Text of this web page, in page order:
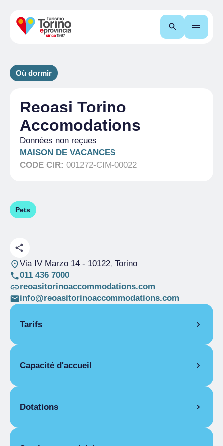
Recherche
Où dormir
Reoasi Torino
Accomodations
Données non reçues
MAISON DE VACANCES
CODE CIR: 001272-CIM-00022
Pets
Via IV Marzo 14- 10122, Torino
011 436 7000
reoasitorinoaccommodations.com
info@reoasitorinoaccommodations.com
Tarifs
Saison unique
Saison unique
Capacité d'accueil
Lits
Dotations